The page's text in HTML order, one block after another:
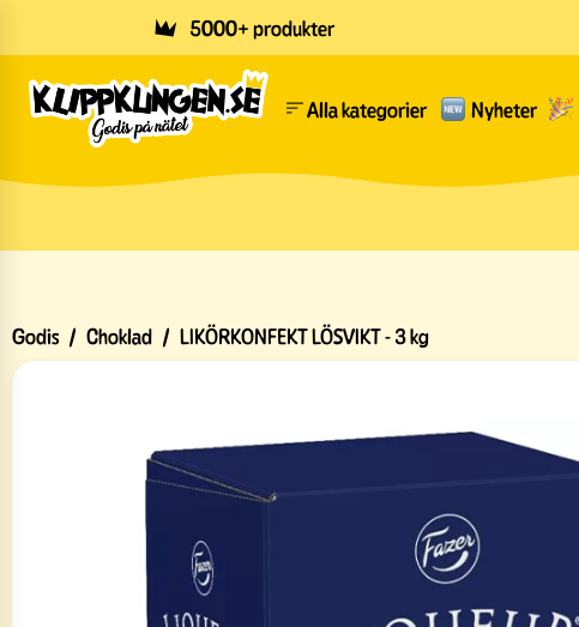
5000+ produkter
Alla kategorier Nyheter
Godis / Choklad / LIKÖRKONFEKT LÖSVIKT - 3 kg